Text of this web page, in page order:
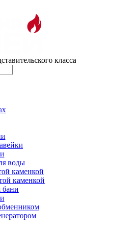
класса
воды
каменкой
каменкой
бани